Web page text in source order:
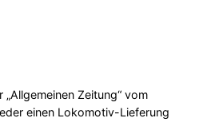
Zeitung“ vom
einen Lokomotiv-Lieferung